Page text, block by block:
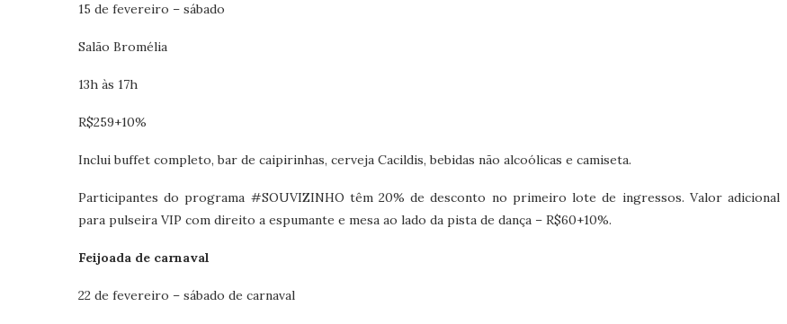
15 de fevereiro – sábado
Salão Bromélia
13h às 17h
R$259+10%
Inclui buffet completo, bar de caipirinhas, cerveja Cacildis, bebidas não alcoólicas e camiseta.
Participantes do programa #SOUVIZINHO têm 20% de desconto no primeiro lote de ingressos. Valor adicional
para pulseira VIP com direito a espumante e mesa ao lado da pista de dança – R$60+10%.
Feijoada de carnaval
22 de fevereiro – sábado de carnaval